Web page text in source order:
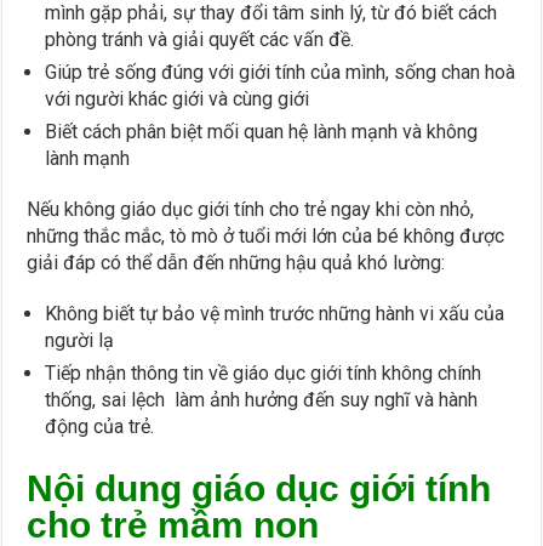
mình gặp phải, sự thay đổi tâm sinh lý, từ đó biết cách
phòng tránh và giải quyết các vấn đề.
Giúp trẻ sống đúng với giới tính của mình, sống chan hoà
với người khác giới và cùng giới
Biết cách phân biệt mối quan hệ lành mạnh và không
lành mạnh
Nếu không giáo dục giới tính cho trẻ ngay khi còn nhỏ,
những thắc mắc, tò mò ở tuổi mới lớn của bé không được
giải đáp có thể dẫn đến những hậu quả khó lường:
Không biết tự bảo vệ mình trước những hành vi xấu của
người lạ
Tiếp nhận thông tin về giáo dục giới tính không chính
thống, sai lệch làm ảnh hưởng đến suy nghĩ và hành
động của trẻ.
Nội dung giáo dục giới tính
cho trẻ mầm non